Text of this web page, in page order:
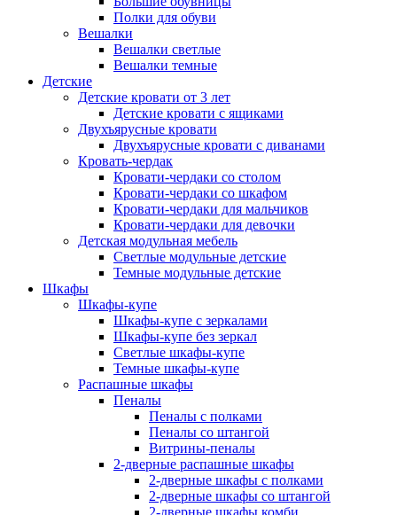
Полки для обуви
Вешалки
Вешалки светлые
Вешалки темные
Детские
Детские кровати от 3 лет
Детские кровати с ящиками
Двухъярусные кровати
Двухъярусные кровати с диванами
Кровать-чердак
Кровати-чердаки со столом
Кровати-чердаки со шкафом
Кровати-чердаки для мальчиков
Кровати-чердаки для девочки
Детская модульная мебель
Светлые модульные детские
Темные модульные детские
Шкафы
Шкафы-купе
Шкафы-купе с зеркалами
Шкафы-купе без зеркал
Светлые шкафы-купе
Темные шкафы-купе
Распашные шкафы
Пеналы
Пеналы с полками
Пеналы со штангой
Витрины-пеналы
2-дверные распашные шкафы
2-дверные шкафы с полками
2-дверные шкафы со штангой
2-дверные шкафы комби